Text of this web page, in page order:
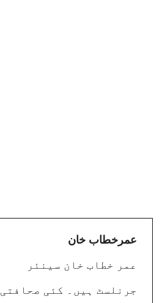
عمرخطاب خان
عمر خطاب خان سینئر
جرنلسٹ ہیں۔ کئی صحافتی